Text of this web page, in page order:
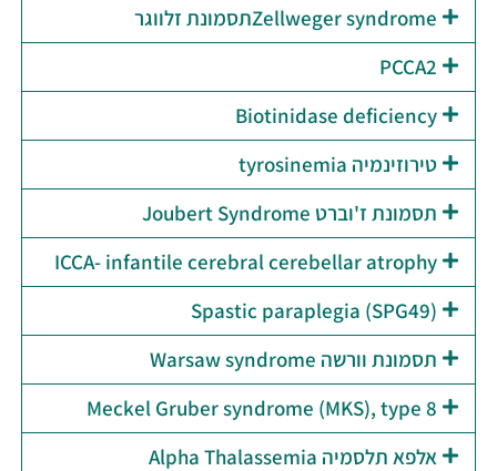
Zellweger syndromeתסמונת זלווגר
PCCA2
Biotinidase deficiency
טירוזינמיה tyrosinemia
תסמונת ז'וברט Joubert Syndrome
ICCA- infantile cerebral cerebellar atrophy
Spastic paraplegia (SPG49)
תסמונת וורשה Warsaw syndrome
Meckel Gruber syndrome (MKS), type 8
אלפא תלסמיה Alpha Thalassemia